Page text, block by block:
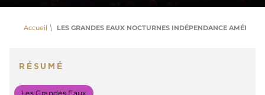
Accueil LES GRANDES EAUX NOCTURNES INDÉPENDANCE
RÉSUMÉ
Les Grandes Eaux